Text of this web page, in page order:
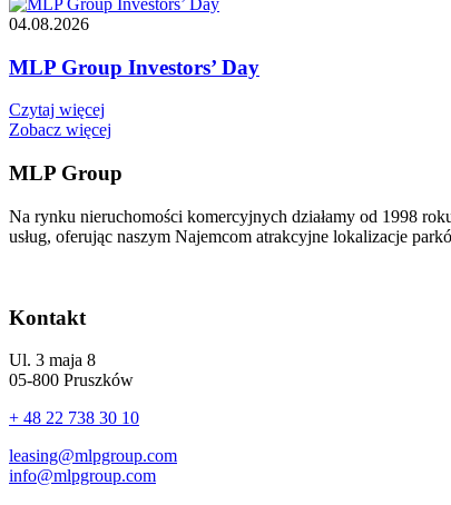
04.08.2026
MLP Group Investors’ Day
Czytaj więcej
Zobacz więcej
MLP Group
Na rynku nieruchomości komercyjnych działamy od 1998
usług, oferując naszym Najemcom atrakcyjne lokalizacje
Kontakt
Ul. 3 maja 8
05-800 Pruszków
+ 48 22 738 30 10
leasing@mlpgroup.com
info@mlpgroup.com